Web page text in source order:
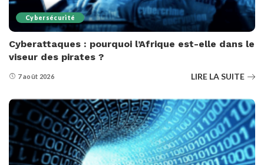
Cybersécurité
Cyberattaques : pourquoi l’Afrique est-elle dans le
viseur des pirates ?
7 août 2026 LIRE LA SUITE